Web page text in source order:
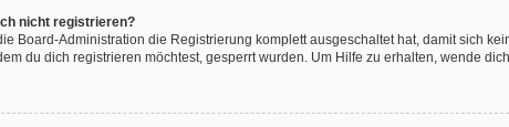
nicht registrieren?
Board-Administration die Registrierung komplett ausgeschaltet hat, damit sich
du dich registrieren möchtest, gesperrt wurden. Um Hilfe zu erhalten, wende